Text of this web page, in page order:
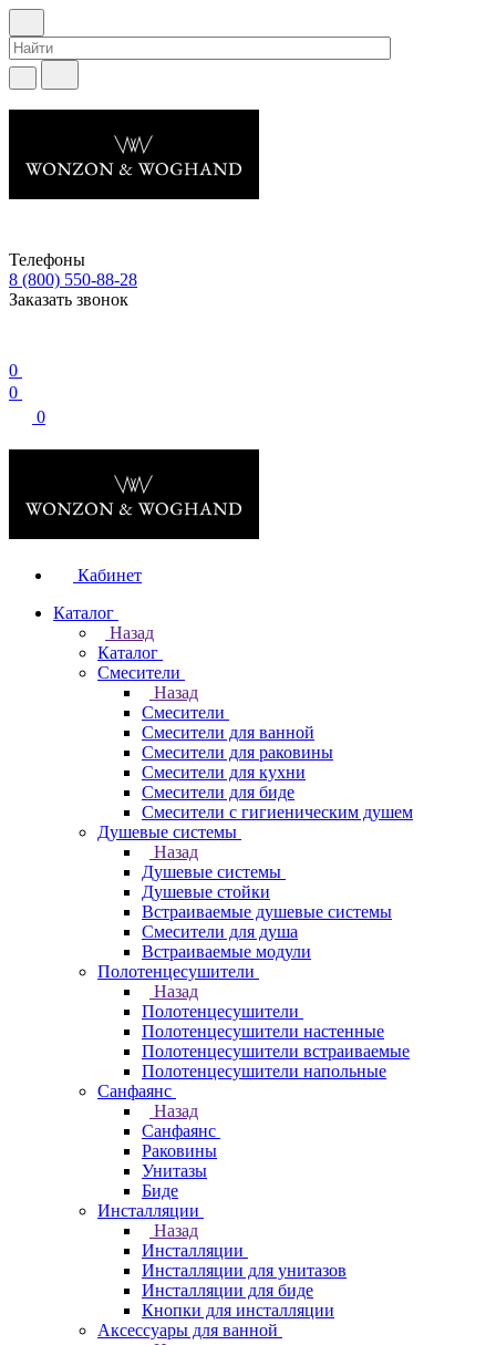
Телефоны
8 (800) 550-88-28
Заказать звонок
0
0
0
Кабинет
Каталог
Назад
Каталог
Смесители
Назад
Смесители
Смесители для ванной
Смесители для раковины
Смесители для кухни
Смесители для биде
Смесители с гигиеническим душем
Душевые системы
Назад
Душевые системы
Душевые стойки
Встраиваемые душевые системы
Смесители для душа
Встраиваемые модули
Полотенцесушители
Назад
Полотенцесушители
Полотенцесушители настенные
Полотенцесушители встраиваемые
Полотенцесушители напольные
Санфаянс
Назад
Санфаянс
Раковины
Унитазы
Биде
Инсталляции
Назад
Инсталляции
Инсталляции для унитазов
Инсталляции для биде
Кнопки для инсталляции
Аксессуары для ванной